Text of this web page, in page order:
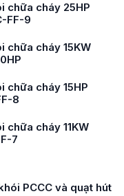
chữa cháy 25HP
FF-9
chữa cháy 15KW
chữa cháy 15HP
8
chữa cháy 11KW
7
PCCC và quạt hút